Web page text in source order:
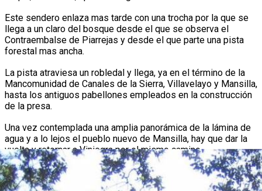
Este sendero enlaza mas tarde con una trocha por la que se
llega a un claro del bosque desde el que se observa el
Contraembalse de Piarrejas y desde el que parte una pista
forestal mas ancha.
La pista atraviesa un robledal y llega, ya en el término de la
Mancomunidad de Canales de la Sierra, Villavelayo y Mansilla,
hasta los antiguos pabellones empleados en la construcción
de la presa.
Una vez contemplada una amplia panorámica de la lámina de
agua y a lo lejos el pueblo nuevo de Mansilla, hay que dar la
vuelta y retornar a Viniegra por el mismo camino.